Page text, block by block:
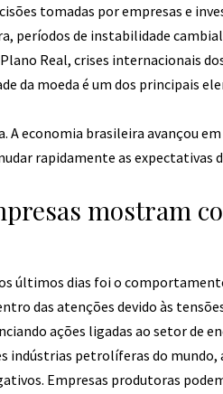
tomadas por empresas e
períodos de instabilidade
Real, crises internacionais
da moeda é um dos principais
A economia brasileira avançou
rapidamente as expectativas
mostram
últimos dias foi o
das atenções devido às
ações ligadas ao setor de
indústrias petrolíferas do
Empresas produtoras